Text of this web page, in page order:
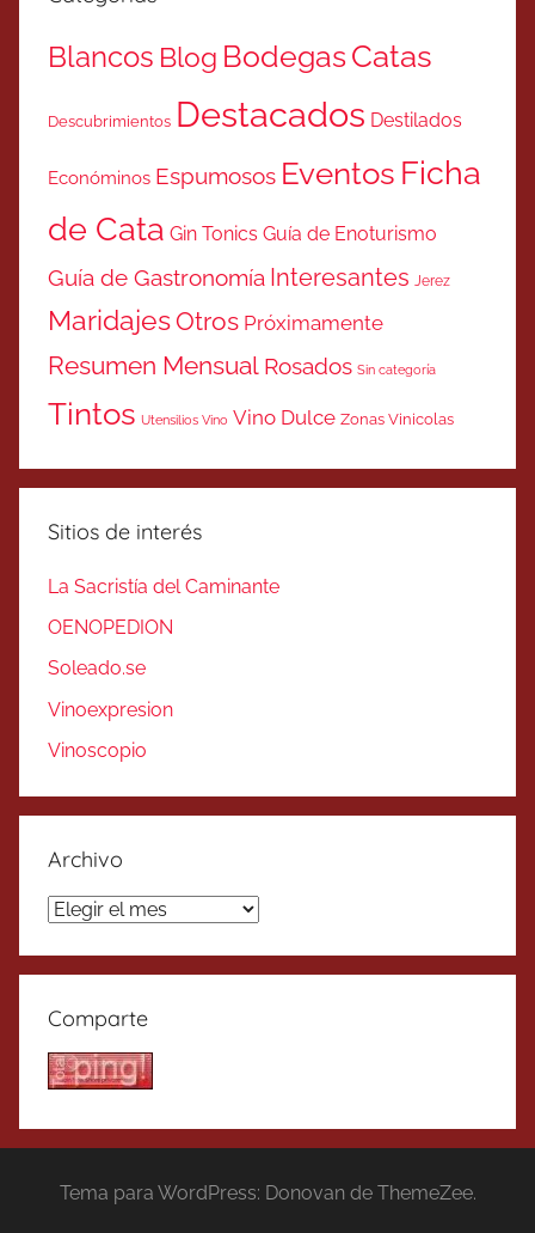
Blancos Blog BodegasCatas
Descubrimientos Destacados Destilados
Económinos Espumosos Eventos Ficha
de Cata Gin Tonics Guía de Enoturismo
Guía de Gastronomía Interesantes Jerez
MaridajesOtros Próximamente
Resumen Mensual Rosados Sin categoría
Tintos Utensilios Vino Vino Dulce Zonas Vinicolas
Sitios de interés
La Sacristía del Caminante
OENOPEDION
Soleado.se
Vinoexpresion
Vinoscopio
Archivo
Archivo
Comparte
Tema para WordPress: Donovan de ThemeZee.